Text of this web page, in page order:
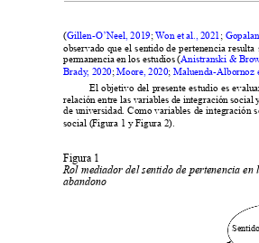
(; al., 2021;
observado que el sentido de pertenencia
permanencia en los estudios (
Brady, 2020 ; Moore, 2020; Maluenda-Albornoz
El objetivo del presente estudio es
relación entre las variables de integración social
     
social (Figura 1 y Figura 2).
Figura 1
Rol mediador del sentido de pertenencia en
abandono